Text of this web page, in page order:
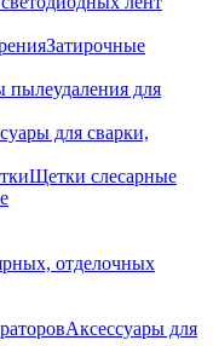
Затирочные
пылеудаления для
для сварки,
Щетки слесарные
отделочных
Аксессуары для